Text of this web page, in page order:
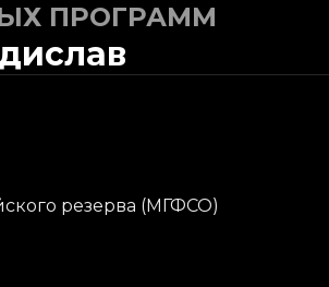
ПРОГРАММ
резерва (МГФСО)